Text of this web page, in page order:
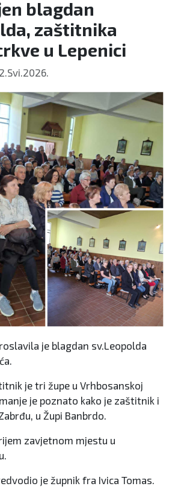
blagdan
zaštitnika
u Lepenici
je blagdan sv.Leopolda
je tri župe u Vrhbosanskoj
je poznato kako je zaštitnik i
u Župi Banbrdo.
zavjetnom mjestu u
je župnik fra Ivica Tomas.